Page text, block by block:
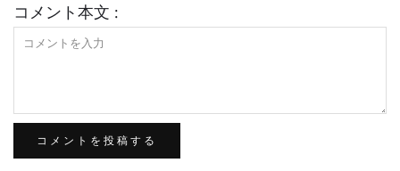
コメント本文 :